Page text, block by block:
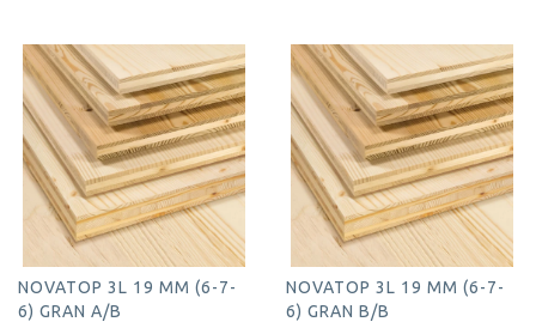
NOVATOP 3L 19 MM (6-7-
6) GRAN A/B
NOVATOP 3L 19 MM (6-7-
6) GRAN B/B